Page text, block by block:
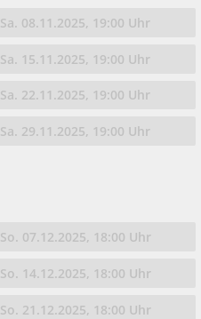
Sa. 08.11.2025, 19:00 Uhr
Sa. 15.11.2025, 19:00 Uhr
Sa. 22.11.2025, 19:00 Uhr
Sa. 29.11.2025, 19:00 Uhr
So. 07.12.2025, 18:00 Uhr
So. 14.12.2025, 18:00 Uhr
So. 21.12.2025, 18:00 Uhr